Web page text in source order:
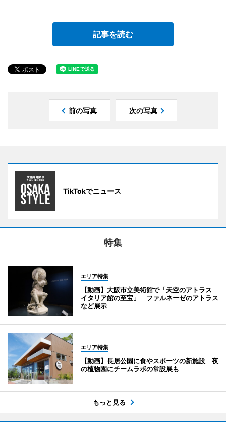
記事を読む
前の写真 次の写真
TikTokでニュース
特集
エリア特集
【動画】大阪市立美術館で「天空のアトラス
イタリア館の至宝」 ファルネーゼのアトラス
など展示
エリア特集
【動画】長居公園に食やスポーツの新施設 夜
の植物園にチームラボの常設展も
もっと見る